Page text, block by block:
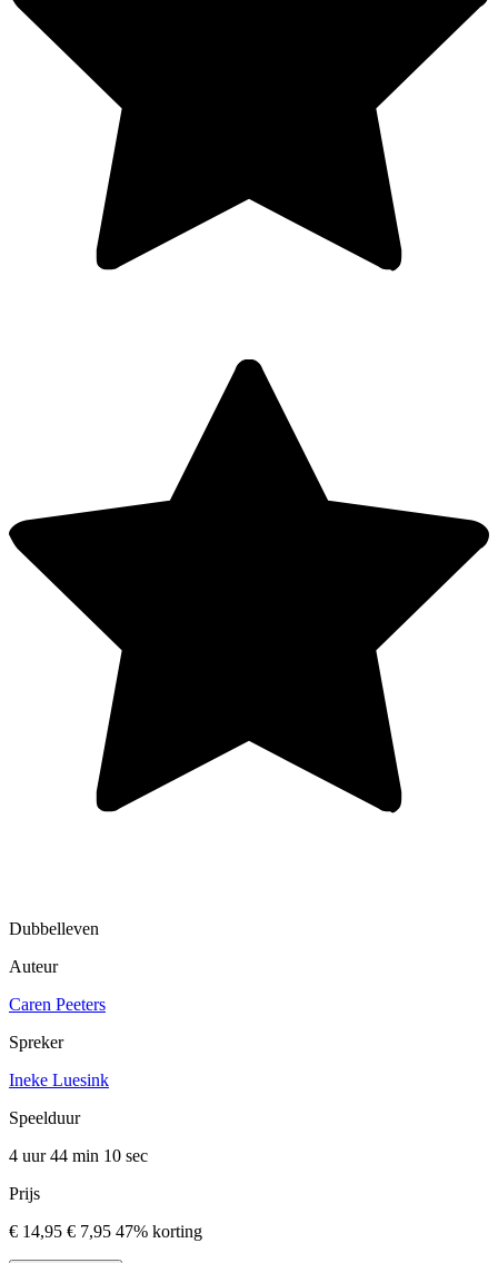
Dubbelleven
Auteur
Caren Peeters
Spreker
Ineke Luesink
Speelduur
4 uur 44 min 10 sec
Prijs
€ 14,95 € 7,95 47% korting